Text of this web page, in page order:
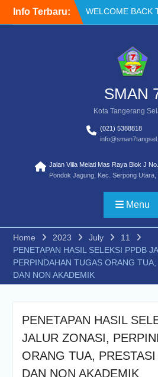
Info Terbaru:
WELCOME BACK
SCHOOL
Akses Buku Resmi
Kemendikdasmen
Sistem Informasi
SMAN
Kota Tangerang
(021) 5388818
Jalan Villa Melati Mas Raya Blok J
Pondok Jagung, Kec. Serpong
Menu
Home 2023 July
11
PENETAPAN HASIL SELEKSI PPDB
PERPINDAHAN TUGAS ORANG
DAN NON AKADEMIK
PENETAPAN HASIL
JALUR ZONASI,
ORANG TUA,
DAN NON AKADEMIK